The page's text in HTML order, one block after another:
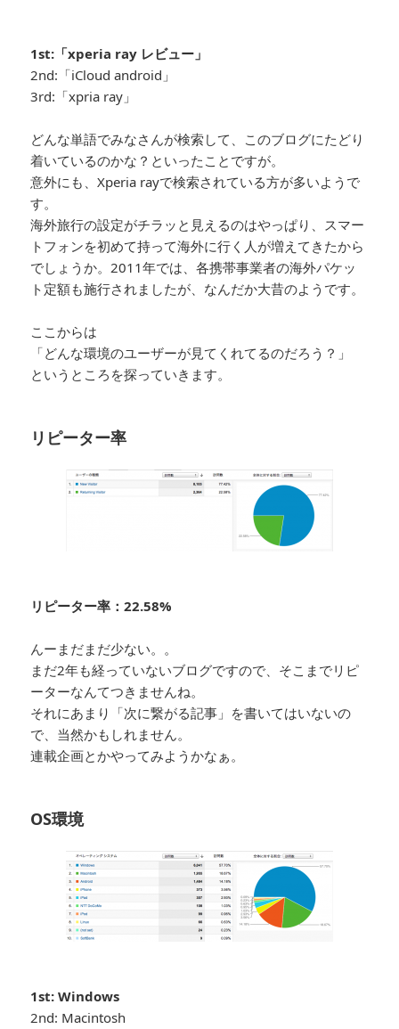
1st:「xperia ray レビュー」
2nd:「iCloud android」
3rd:「xpria ray」
どんな単語でみなさんが検索して、このブログにたどり
着いているのかな？といったことですが。
意外にも、Xperia rayで検索されている方が多いようで
す。
海外旅行の設定がチラッと見えるのはやっぱり、スマー
トフォンを初めて持って海外に行く人が増えてきたから
でしょうか。2011年では、各携帯事業者の海外パケッ
ト定額も施行されましたが、なんだか大昔のようです。
ここからは
「どんな環境のユーザーが見てくれてるのだろう？」
というところを探っていきます。
リピーター率
リピーター率：22.58%
んーまだまだ少ない。。
まだ2年も経っていないブログですので、そこまでリピ
ーターなんてつきませんね。
それにあまり「次に繋がる記事」を書いてはいないの
で、当然かもしれません。
連載企画とかやってみようかなぁ。
OS環境
1st: Windows
2nd: Macintosh